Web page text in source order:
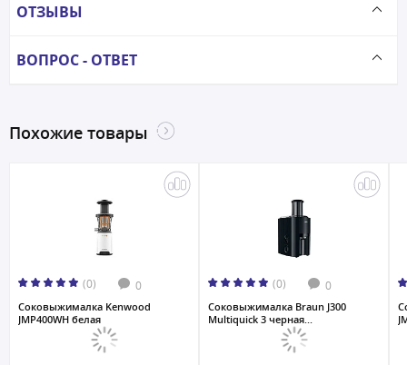
ОТЗЫВЫ
ВОПРОС - ОТВЕТ
Похожие товары
(0) 0
Соковыжималкa Kenwood
JMP400WH белая
(0) 0
Соковыжималкa Braun J300
Multiquick 3 черная...